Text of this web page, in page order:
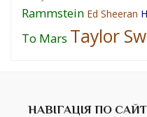
Rammstein Ed Sheeran
To Mars Taylor
НАВІГАЦІЯ ПО